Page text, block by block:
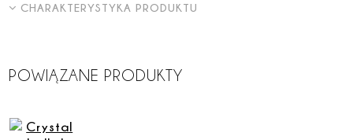
CHARAKTERYSTYKA PRODUKTU
POWIĄZANE PRODUKTY